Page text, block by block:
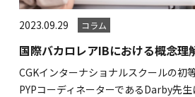
2023.09.29 コラム
国際バカロレアIBにおける概念理
CGKインターナショナルスクールの初
PYPコーディネーターであるDarby先